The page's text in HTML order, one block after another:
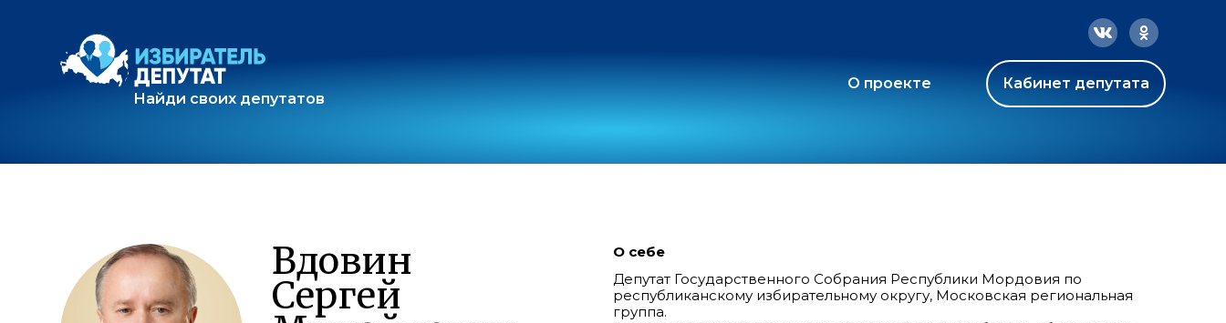
Найди своих депутатов
О проекте Кабинет депутата
Вдовин
Сергей
О себе
Депутат Государственного Собрания Республики Мордовия по
республиканскому избирательному округу, Московская региональная
группа.